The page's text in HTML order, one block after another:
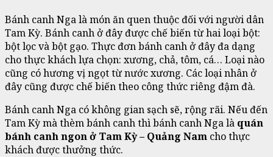
Bánh canh Nga là món ăn quen thuộc đối với người dân
Tam Kỳ. Bánh canh ở đây được chế biến từ hai loại bột:
bột lọc và bột gạo. Thực đơn bánh canh ở đây đa dạng
cho thực khách lựa chọn: xương, chả, tôm, cá… Loại nào
cũng có hương vị ngọt từ nước xương. Các loại nhân ở
đây cũng được chế biến theo công thức riêng đậm đà.
Bánh canh Nga có không gian sạch sẽ, rộng rãi. Nếu đến
Tam Kỳ mà thèm bánh canh thì bánh canh Nga là quán
bánh canh ngon ở Tam Kỳ – Quảng Nam cho thực
khách được thưởng thức.